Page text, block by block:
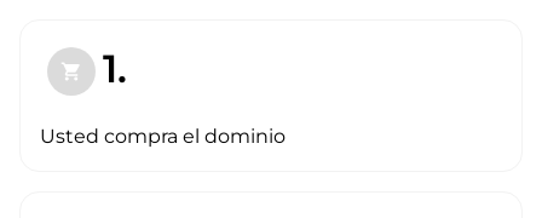
shopping_cart 1.
Usted compra el dominio